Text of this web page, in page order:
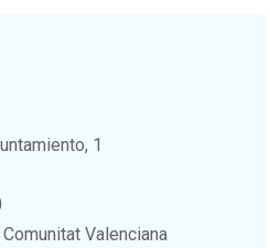
1
Comunitat Valenciana